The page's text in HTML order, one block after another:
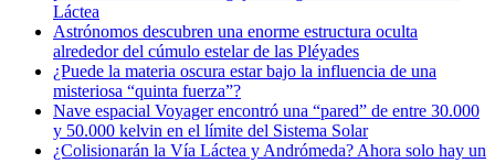
Láctea
Astrónomos descubren una enorme estructura oculta
alrededor del cúmulo estelar de las Pléyades
¿Puede la materia oscura estar bajo la influencia de una
misteriosa “quinta fuerza”?
Nave espacial Voyager encontró una “pared” de entre 30.000
y 50.000 kelvin en el límite del Sistema Solar
¿Colisionarán la Vía Láctea y Andrómeda? Ahora solo hay un